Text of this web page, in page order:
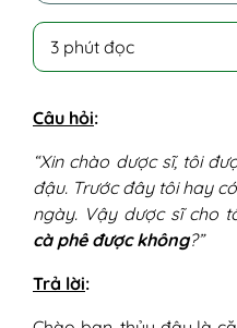
II - Tại sao
III - Cách chăm
3 phút đọc
Câu hỏi:
“Xin chào dược sĩ, tôi
đậu. Trước đây tôi hay
ngày. Vậy dược sĩ cho
cà phê được không?”
Trả lời: